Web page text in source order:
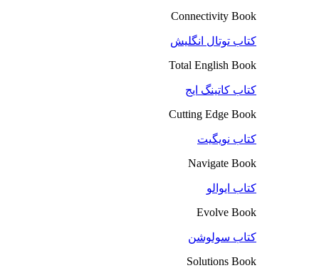
Connectivity Book
کتاب توتال انگلیش
Total English Book
کتاب کاتینگ ایج
Cutting Edge Book
کتاب نویگیت
Navigate Book
کتاب ایوالو
Evolve Book
کتاب سولوشن
Solutions Book